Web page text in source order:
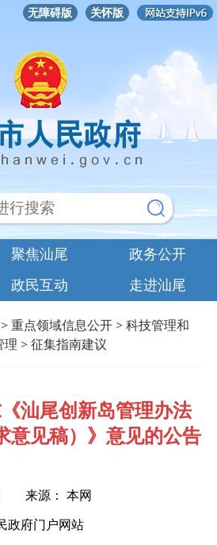
无障碍版 关怀版
聚焦汕尾
政务公开
政民互动 走进汕尾
>重点领域信息公开 >科技管理和
理 >征集指南建议
汕尾创新岛管理办法
意见稿）》意见的公告
来源： 本网
政府门户网站